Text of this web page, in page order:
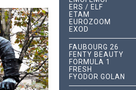
ERS / ELF
ETAM
EUROZOOM
EXOD
FAUBOURG 26
FENTY BEAUTY
FORMULA 1
FRESH
FYODOR GOLAN